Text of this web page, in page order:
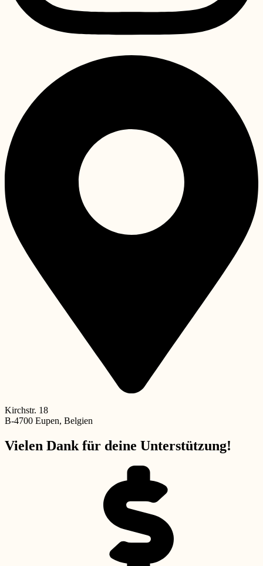
Kirchstr. 18
B-4700 Eupen, Belgien
Vielen Dank für deine Unterstützung!